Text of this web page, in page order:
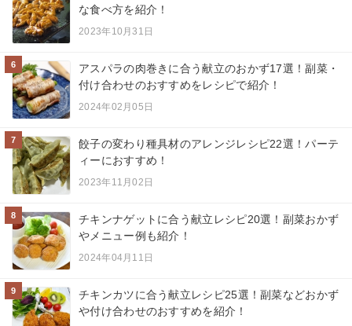
な食べ方を紹介！
2023年10月31日
6
アスパラの肉巻きに合う献立のおかず17選！副菜・
付け合わせのおすすめをレシピで紹介！
2024年02月05日
7
餃子の変わり種具材のアレンジレシピ22選！パーテ
ィーにおすすめ！
2023年11月02日
8
チキンナゲットに合う献立レシピ20選！副菜おかず
やメニュー例も紹介！
2024年04月11日
9
チキンカツに合う献立レシピ25選！副菜などおかず
や付け合わせのおすすめを紹介！